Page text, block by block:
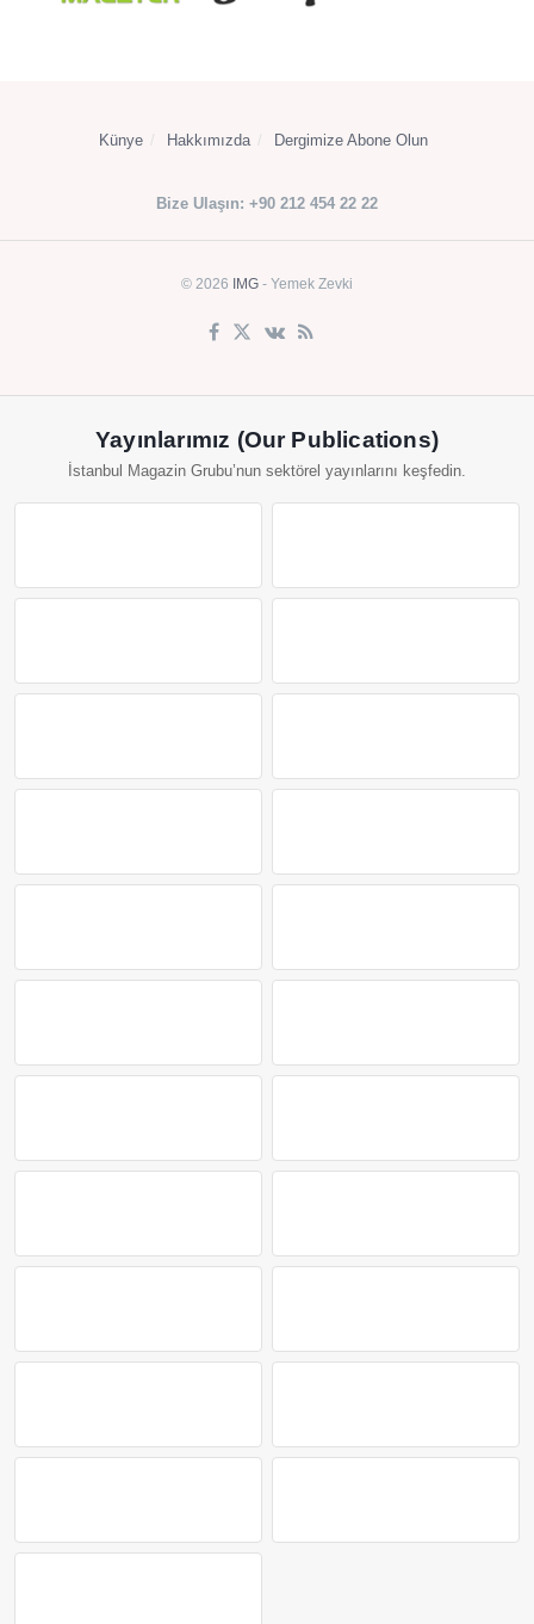
Künye Hakkımızda Dergimize Abone Olun
Bize Ulaşın: +90 212 454 22 22
© 2026 IMG - Yemek Zevki
Yayınlarımız (Our Publications)
İstanbul Magazin Grubu’nun sektörel yayınlarını keşfedin.